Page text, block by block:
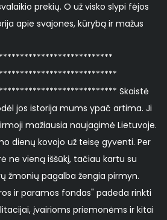
prekių. O už visko slypi fėjos
apie svajones, kūrybą ir mažus
Skaistė
jos istorija mums ypač artima. Ji
mažiausia naujagimė Lietuvoje.
dienų kovojo už teisę gyventi. Per
ne vieną iššūkį, tačiau kartu su
žmonių pagalba žengia pirmyn.
ir paramos fondas" padeda rinkti
įvairioms priemonėms ir kitai